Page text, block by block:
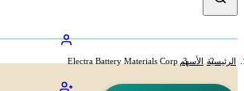
الرئيسية الأسهم Electra Battery Materials Corp